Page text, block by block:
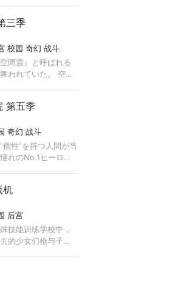
开发正在进行。
三季
校园 奇幻 战斗
間震』と呼ばれる
われていた。 空間
現することにより
た。 ...
第五季
奇幻 战斗
個性”を持つ人間が当
れのNo.1ヒーロ
るヒーローの資質
ルマイトから ...
机
后宫
技能训练学校中，
的少女们枪与子
（Central